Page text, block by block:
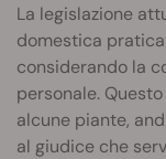
La legislazione
domestica
considerando la
personale.
alcune piante,
al giudice che